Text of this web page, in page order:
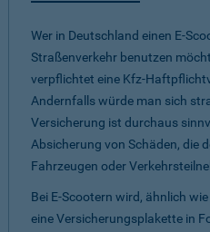
Wer in Deutschland einen E-
Straßenverkehr benutzen
verpflichtet eine Kfz-
Andernfalls würde man sich
Versicherung ist durchaus
Absicherung von Schäden, die
Fahrzeugen oder
Bei E-Scootern wird, ähnlich
eine Versicherungsplakette in